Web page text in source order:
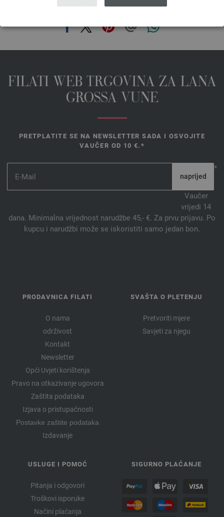
PODIJELI OVU STRANICU
FILATI WEB TRGOVINA ZA LANA
GROSSA VUNE
PRETPLATITE SE NA NEWSLETTER SADA I OSVOJITE
VAUČER OD 10 €.*
*
Vaučer
vrijedi 14
dana. Minimalna vrijednost narudžbe 45,- €. Za prvu prijavu. Po
kupcu i narudžbi može se iskoristiti samo jedan bon.
PRODAVNICA FILATI
O nama
održivost
Kontakt
Newsletter
Opći Uvjeti korištenja
Pravo na otkazivanje ugovora
Zaštita podataka
Izjava o pristupačnosti
Postavke zaštite podataka
Izdavanje
SVAŠTA O PLETENJU
Pretvoriti mjere
Savjeti za njegu
USLUGE I POMOĆ
Pitanja i odgovori
Troškovi isporuke
Načini plaćanja
SIGURNO PLAĆANJE